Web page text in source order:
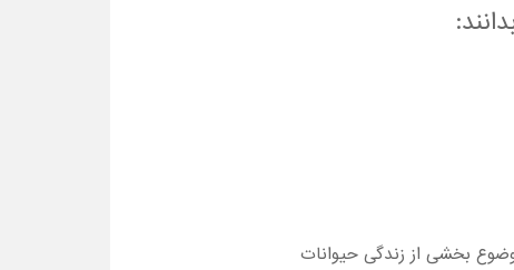
بخشی از زندگی حیوانات